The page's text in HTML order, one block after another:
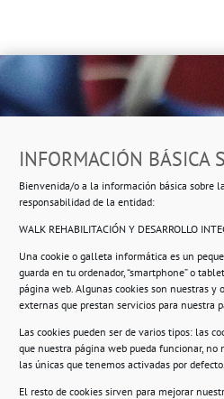
INFORMACIÓN BÁSICA
Bienvenida/o a la información básica sobre
responsabilidad de la entidad:
WALK REHABILITACIÓN Y DESARROLLO
Una cookie o galleta informática es un
guarda en tu ordenador, “smartphone” o
página web. Algunas cookies son nuestras y
externas que prestan servicios para nuestra
Las cookies pueden ser de varios tipos: las
que nuestra página web pueda funcionar, no
las únicas que tenemos activadas por defecto.
El resto de cookies sirven para mejorar
Ropero Solidario de Usera
Beasáin 25-33posterior,
Información
Compromiso con la